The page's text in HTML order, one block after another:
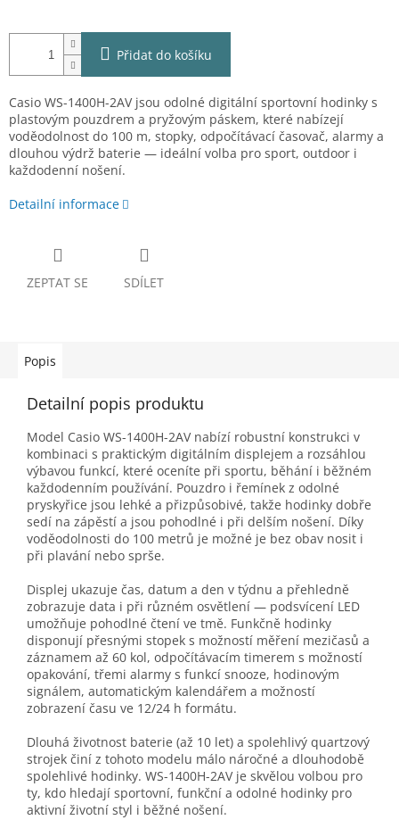
Přidat do košíku
Casio WS-1400H-2AV jsou odolné digitální sportovní hodinky s
plastovým pouzdrem a pryžovým páskem, které nabízejí
voděodolnost do 100 m, stopky, odpočítávací časovač, alarmy a
dlouhou výdrž baterie — ideální volba pro sport, outdoor i
každodenní nošení.
Detailní informace
ZEPTAT SE SDÍLET
Popis
Detailní popis produktu
Model Casio WS-1400H-2AV nabízí robustní konstrukci v
kombinaci s praktickým digitálním displejem a rozsáhlou
výbavou funkcí, které oceníte při sportu, běhání i běžném
každodenním používání. Pouzdro i řemínek z odolné
pryskyřice jsou lehké a přizpůsobivé, takže hodinky dobře
sedí na zápěstí a jsou pohodlné i při delším nošení. Díky
voděodolnosti do 100 metrů je možné je bez obav nosit i
při plavání nebo sprše.
Displej ukazuje čas, datum a den v týdnu a přehledně
zobrazuje data i při různém osvětlení — podsvícení LED
umožňuje pohodlné čtení ve tmě. Funkčně hodinky
disponují přesnými stopek s možností měření mezičasů a
záznamem až 60 kol, odpočítávacím timerem s možností
opakování, třemi alarmy s funkcí snooze, hodinovým
signálem, automatickým kalendářem a možností
zobrazení času ve 12/24 h formátu.
Dlouhá životnost baterie (až 10 let) a spolehlivý quartzový
strojek činí z tohoto modelu málo náročné a dlouhodobě
spolehlivé hodinky. WS-1400H-2AV je skvělou volbou pro
ty, kdo hledají sportovní, funkční a odolné hodinky pro
aktivní životní styl i běžné nošení.